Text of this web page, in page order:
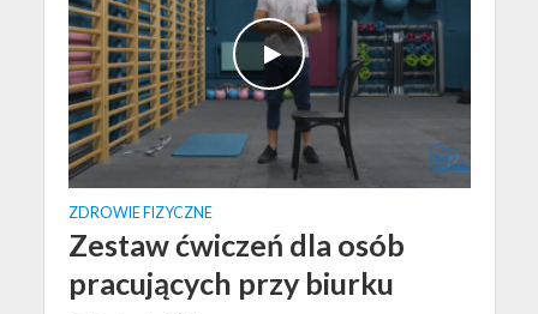
ZDROWIE FIZYCZNE
Zestaw ćwiczeń dla osób
pracujących przy biurku